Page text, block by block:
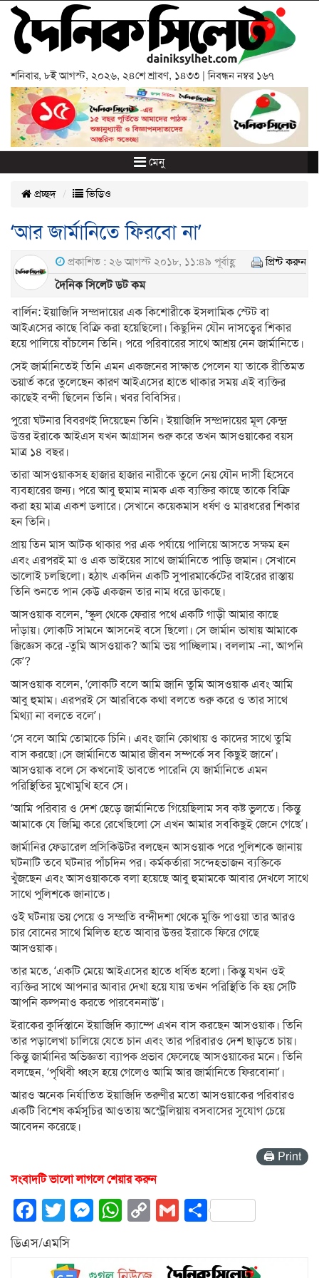
শনিবার, ৮ই আগস্ট, ২০২৬, ২৪শে শ্রাবণ, ১৪৩৩ | নিবন্ধন নম্বর ১৬৭
মেনু
প্রচ্ছদ ভিডিও
‘আর জার্মানিতে ফিরবো না’
প্রকাশিত : ২৬ আগস্ট ২০১৮, ১১:৪৯ পূর্বাহ্ণ প্রিন্ট করুন
দৈনিক সিলেট ডট কম
বার্লিন: ইয়াজিদি সম্প্রদায়ের এক কিশোরীকে ইসলামিক স্টেট বা
আইএসের কাছে বিক্রি করা হয়েছিলো। কিছুদিন যৌন দাসত্বের শিকার
হয়ে পালিয়ে বাঁচলেন তিনি। পরে পরিবারের সাথে আশ্রয় নেন জার্মানিতে।
সেই জার্মানিতেই তিনি এমন একজনের সাক্ষাত পেলেন যা তাকে রীতিমত
ভয়ার্ত করে তুলেছেন কারণ আইএসের হাতে থাকার সময় এই ব্যক্তির
কাছেই বন্দী ছিলেন তিনি। খবর বিবিসির।
পুরো ঘটনার বিবরণই দিয়েছেন তিনি। ইয়াজিদি সম্প্রদায়ের মূল কেন্দ্র
উত্তর ইরাকে আইএস যখন আগ্রাসন শুরু করে তখন আসওয়াকের বয়স
মাত্র ১৪ বছর।
তারা আসওয়াকসহ হাজার হাজার নারীকে তুলে নেয় যৌন দাসী হিসেবে
ব্যবহারের জন্য। পরে আবু হুমাম নামক এক ব্যক্তির কাছে তাকে বিক্রি
করা হয় মাত্র একশ ডলারে। সেখানে কয়েকমাস ধর্ষণ ও মারধরের শিকার
হন তিনি।
প্রায় তিন মাস আটক থাকার পর এক পর্যায়ে পালিয়ে আসতে সক্ষম হন
এবং এরপরই মা ও এক ভাইয়ের সাথে জার্মানিতে পাড়ি জমান। সেখানে
ভালোই চলছিলো। হঠাৎ একদিন একটি সুপারমার্কেটের বাইরের রাস্তায়
তিনি শুনতে পান কেউ একজন তার নাম ধরে ডাকছে।
আসওয়াক বলেন, ‘স্কুল থেকে ফেরার পথে একটি গাড়ী আমার কাছে
দাঁড়ায়। লোকটি সামনে আসনেই বসে ছিলো। সে জার্মান ভাষায় আমাকে
জিজ্ঞেস করে -তুমি আসওয়াক? আমি ভয় পাচ্ছিলাম। বললাম -না, আপনি
কে’?
আসওয়াক বলেন, ‘লোকটি বলে আমি জানি তুমি আসওয়াক এবং আমি
আবু হুমাম। এরপরই সে আরবিকে কথা বলতে শুরু করে ও তার সাথে
মিথ্যা না বলতে বলে’।
‘সে বলে আমি তোমাকে চিনি। এবং জানি কোথায় ও কাদের সাথে তুমি
বাস করছো।সে জার্মানিতে আমার জীবন সম্পর্কে সব কিছুই জানে’।
আসওয়াক বলে সে কখনোই ভাবতে পারেনি যে জার্মানিতে এমন
পরিস্থিতির মুখোমুখি হবে সে।
‘আমি পরিবার ও দেশ ছেড়ে জার্মানিতে গিয়েছিলাম সব কষ্ট ভুলতে। কিন্তু
আমাকে যে জিম্মি করে রেখেছিলো সে এখন আমার সবকিছুই জেনে গেছে’।
জার্মানির ফেডারেল প্রসিকিউটর বলছেন আসওয়াক পরে পুলিশকে জানায়
ঘটনাটি তবে ঘটনার পাঁচদিন পর। কর্মকর্তারা সন্দেহভাজন ব্যক্তিকে
খুঁজছেন এবং আসওয়াককে বলা হয়েছে আবু হুমামকে আবার দেখলে সাথে
সাথে পুলিশকে জানাতে।
ওই ঘটনায় ভয় পেয়ে ও সম্প্রতি বন্দীদশা থেকে মুক্তি পাওয়া তার আরও
চার বোনের সাথে মিলিত হতে আবার উত্তর ইরাকে ফিরে গেছে
আসওয়াক।
তার মতে, ‘একটি মেয়ে আইএসের হাতে ধর্ষিত হলো। কিন্তু যখন ওই
ব্যক্তির সাথে আপনার আবার দেখা হয়ে যায় তখন পরিস্থিতি কি হয় সেটি
আপনি কল্পনাও করতে পারবেননাউ’।
ইরাকের কুর্দিস্তানে ইয়াজিদি ক্যাম্পে এখন বাস করছেন আসওয়াক। তিনি
তার পড়ালেখা চালিয়ে যেতে চান এবং তার পরিবারও দেশ ছাড়তে চায়।
কিন্তু জার্মানির অভিজ্ঞতা ব্যাপক প্রভাব ফেলেছে আসওয়াকের মনে। তিনি
বলছেন, ‘পৃথিবী ধ্বংস হয়ে গেলেও আমি আর জার্মানিতে ফিরবোনা’।
আরও অনেক নির্যাতিত ইয়াজিদি তরুণীর মতো আসওয়াকের পরিবারও
একটি বিশেষ কর্মসূচির আওতায় অস্ট্রেলিয়ায় বসবাসের সুযোগ চেয়ে
আবেদন করেছে।
🖨 Print
সংবাদটি ভালো লাগলে শেয়ার করুন
Facebook
Twitter
Messenger
WhatsApp
CopyGmailShare
ডিএস/এমসি